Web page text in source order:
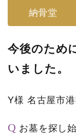
納骨堂
今後のため
いました。
Y様 名古屋市
お墓を探し